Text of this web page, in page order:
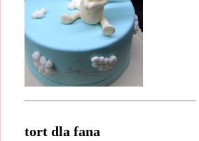
tort dla fana